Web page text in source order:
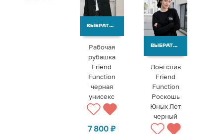
ВЫБРАТЬ ВАРИАНТЫ
Рабочая
рубашка
Friend
Function
черная
унисекс
7 800₽
ВЫБРАТЬ ВАРИАНТЫ
Лонгслив
Friend
Function
Роскошь
Юных Лет
черный